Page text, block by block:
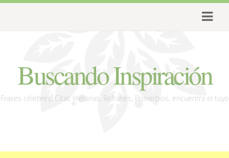
Buscando Inspiración
Frases célebres, Citas literarias, Refranes, Proverbios, encuentra el tuyo